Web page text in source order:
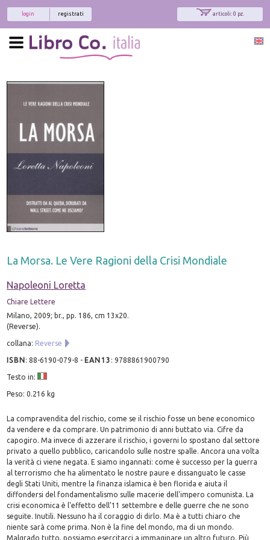
articoli: 0 pz.
registrati
login
La Morsa. Le Vere Ragioni della Crisi Mondiale
Napoleoni Loretta
Chiare Lettere
Milano, 2009; br., pp. 186, cm 13x20.
(Reverse).
collana: Reverse
ISBN:88-6190-079-8 - EAN13 :9788861900790
Testo in:
Peso: 0.216 kg
La compravendita del rischio, come se il rischio fosse un bene economico
da vendere e da comprare. Un patrimonio di anni buttato via. Cifre da
capogiro. Ma invece di azzerare il rischio, i governi lo spostano dal settore
privato a quello pubblico, caricandolo sulle nostre spalle. Ancora una volta
la verità ci viene negata. E siamo ingannati: come è successo per la guerra
al terrorismo che ha alimentato le nostre paure e dissanguato le casse
degli Stati Uniti, mentre la finanza islamica è ben florida e aiuta il
diffondersi del fondamentalismo sulle macerie dell'impero comunista. La
crisi economica è l'effetto dell'11 settembre e delle guerre che ne sono
seguite. Inutili. Nessuno ha il coraggio di dirlo. Ma è a tutti chiaro che
niente sarà come prima. Non è la fine del mondo, ma di un mondo.
Malgrado tutto, possiamo esercitarci a immaginare un altro futuro. Più